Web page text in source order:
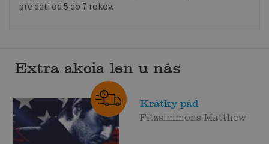
pre deti od 5 do 7 rokov.
Extra akcia len u nás
Krátky pád
Fitzsimmons Matthew